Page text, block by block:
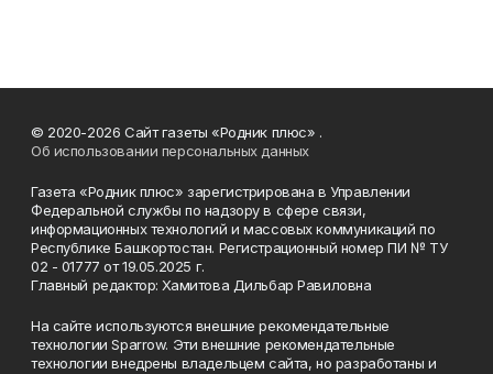
© 2020-2026 Сайт газеты «Родник плюс» .
Об использовании персональных данных
Газета «Родник плюс» зарегистрирована в Управлении
Федеральной службы по надзору в сфере связи,
информационных технологий и массовых коммуникаций по
Республике Башкортостан. Регистрационный номер ПИ № ТУ
02 - 01777 от 19.05.2025 г.
Главный редактор: Хамитова Дильбар Равиловна
На сайте используются внешние рекомендательные
технологии Sparrow. Эти внешние рекомендательные
технологии внедрены владельцем сайта, но разработаны и